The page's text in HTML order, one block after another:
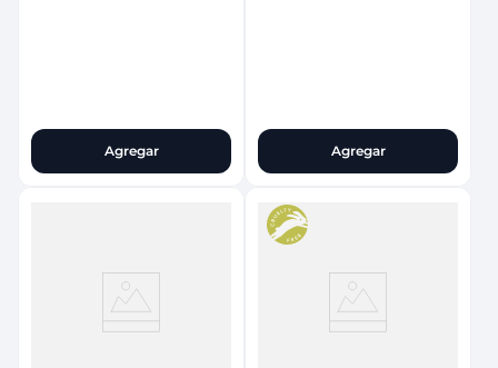
Agregar Agregar